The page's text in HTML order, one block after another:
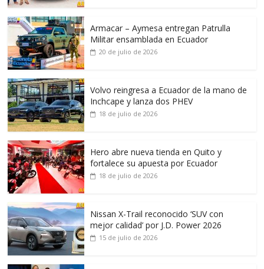
Armacar – Aymesa entregan Patrulla
Militar ensamblada en Ecuador
20 de julio de 2026
Volvo reingresa a Ecuador de la mano de
Inchcape y lanza dos PHEV
18 de julio de 2026
Hero abre nueva tienda en Quito y
fortalece su apuesta por Ecuador
18 de julio de 2026
Nissan X-Trail reconocido ‘SUV con
mejor calidad’ por J.D. Power 2026
15 de julio de 2026